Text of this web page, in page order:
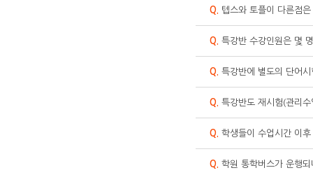
Q. 텝스와 토플이 다른점
Q. 특강반 수강인원은 몇
Q. 특강반에 별도의 단어
Q. 특강반도 재시험(관리
Q. 학생들이 수업시간 이
Q. 학원 통학버스가 운행되